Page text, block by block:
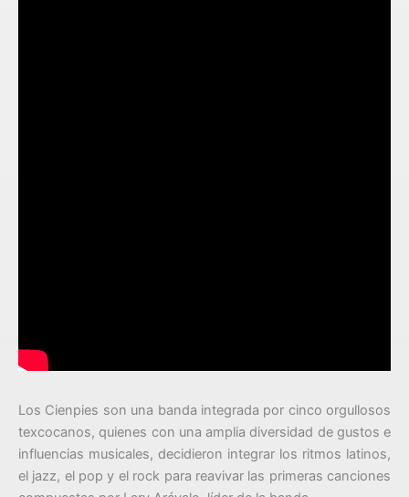
Los Cienpies son una banda integrada por cinco orgullosos
texcocanos, quienes con una amplia diversidad de gustos e
influencias musicales, decidieron integrar los ritmos latinos,
el jazz, el pop y el rock para reavivar las primeras canciones